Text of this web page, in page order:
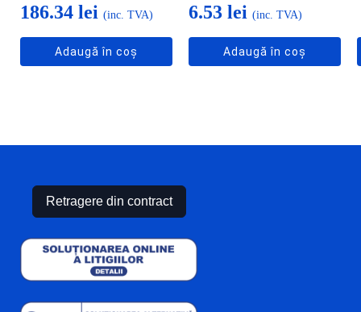
186.34 lei (inc. TVA)
Adaugă în coș
6.53 lei (inc. TVA)
Adaugă în coș
Retragere din contract